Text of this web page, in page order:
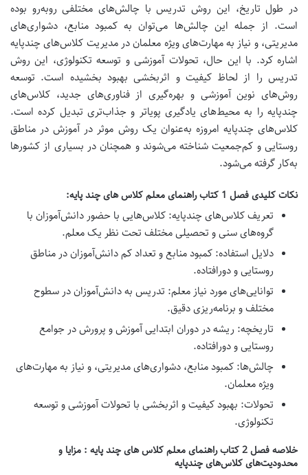
در طول تاریخ، این روش تدریس با چالش‌های مختلفی روبه‌رو بوده
است. از جمله این چالش‌ها می‌توان به کمبود منابع، دشواری‌های
مدیریتی، و نیاز به مهارت‌های ویژه معلمان در مدیریت کلاس‌های چندپایه
اشاره کرد. با این حال، تحولات آموزشی و توسعه تکنولوژی، این روش
تدریس را از لحاظ کیفیت و اثربخشی بهبود بخشیده است. توسعه
روش‌های نوین آموزشی و بهره‌گیری از فناوری‌های جدید، کلاس‌های
چندپایه را به محیط‌های یادگیری پویاتر و جذاب‌تری تبدیل کرده است.
کلاس‌های چندپایه امروزه به‌عنوان یک روش موثر در آموزش در مناطق
روستایی و کم‌جمعیت شناخته می‌شوند و همچنان در بسیاری از کشورها
به‌کار گرفته می‌شود.
نکات کلیدی فصل 1 کتاب راهنمای معلم کلاس های چند پایه:
تعریف کلاس‌های چندپایه: کلاس‌هایی با حضور دانش‌آموزان با
گروه‌های سنی و تحصیلی مختلف تحت نظر یک معلم.
دلایل استفاده: کمبود منابع و تعداد کم دانش‌آموزان در مناطق
روستایی و دورافتاده.
توانایی‌های مورد نیاز معلم: تدریس به دانش‌آموزان در سطوح
مختلف و برنامه‌ریزی دقیق.
تاریخچه: ریشه در دوران ابتدایی آموزش و پرورش در جوامع
روستایی و دورافتاده.
چالش‌ها: کمبود منابع، دشواری‌های مدیریتی، و نیاز به مهارت‌های
ویژه معلمان.
تحولات: بهبود کیفیت و اثربخشی با تحولات آموزشی و توسعه
تکنولوژی.
خلاصه فصل 2 کتاب راهنمای معلم کلاس های چند پایه : مزایا و
محدودیت‌های کلاس‌های چندپایه